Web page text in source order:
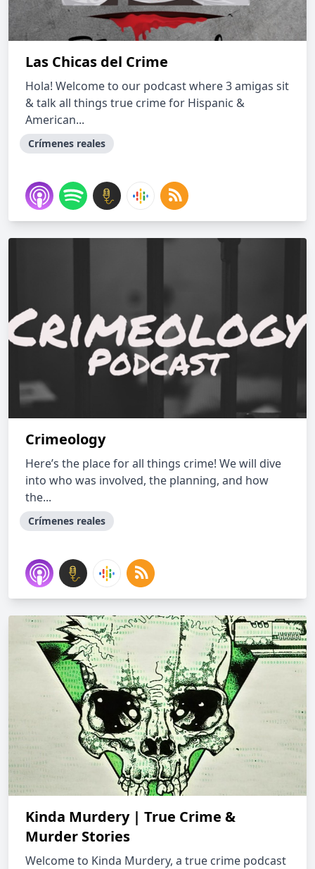
Las Chicas del Crime
Hola! Welcome to our podcast where 3 amigas sit
& talk all things true crime for Hispanic &
American...
Crímenes reales
Crimeology
Here’s the place for all things crime! We will dive
into who was involved, the planning, and how
the...
Crímenes reales
Kinda Murdery | True Crime &
Murder Stories
Welcome to Kinda Murdery, a true crime podcast